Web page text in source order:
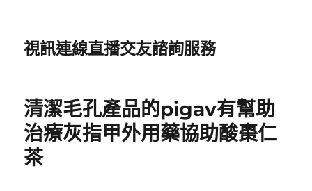
視訊連線直播交友諮詢服務
清潔毛孔產品的pigav有幫助
治療灰指甲外用藥協助酸棗仁
茶